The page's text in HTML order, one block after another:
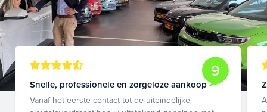
9
Snelle, professionele en zorgeloze aankoop
Vanaf het eerste contact tot de uiteindelijke